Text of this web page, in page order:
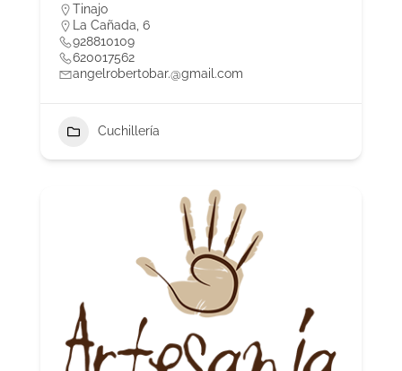
Tinajo
La Cañada, 6
928810109
620017562
angelrobertobar.@gmail.com
Cuchillería